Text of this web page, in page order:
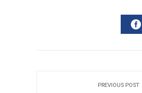
PREVIOUS POST